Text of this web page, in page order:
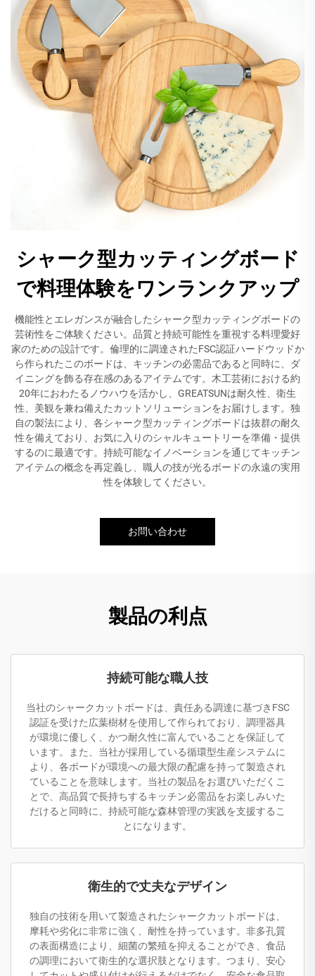
シャーク型カッティングボード
で料理体験をワンランクアップ
機能性とエレガンスが融合したシャーク型カッティングボードの
芸術性をご体験ください。品質と持続可能性を重視する料理愛好
家のための設計です。倫理的に調達されたFSC認証ハードウッドか
ら作られたこのボードは、キッチンの必需品であると同時に、ダ
イニングを飾る存在感のあるアイテムです。木工芸術における約
20年におわたるノウハウを活かし、GREATSUNは耐久性、衛生
性、美観を兼ね備えたカットソリューションをお届けします。独
自の製法により、各シャーク型カッティングボードは抜群の耐久
性を備えており、お気に入りのシャルキュートリーを準備・提供
するのに最適です。持続可能なイノベーションを通じてキッチン
アイテムの概念を再定義し、職人の技が光るボードの永遠の実用
性を体験してください。
お問い合わせ
製品の利点
持続可能な職人技
当社のシャークカットボードは、責任ある調達に基づきFSC
認証を受けた広葉樹材を使用して作られており、調理器具
が環境に優しく、かつ耐久性に富んでいることを保証して
います。また、当社が採用している循環型生産システムに
より、各ボードが環境への最大限の配慮を持って製造され
ていることを意味します。当社の製品をお選びいただくこ
とで、高品質で長持ちするキッチン必需品をお楽しみいた
だけると同時に、持続可能な森林管理の実践を支援するこ
とになります。
衛生的で丈夫なデザイン
独自の技術を用いて製造されたシャークカットボードは、
摩耗や劣化に非常に強く、耐性を持っています。非多孔質
の表面構造により、細菌の繁殖を抑えることができ、食品
の調理において衛生的な選択肢となります。つまり、安心